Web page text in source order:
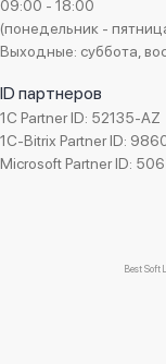
09:00 - 18:00
(понедельник -
Выходные: суббота,
ID партнеров
1C Partner ID: 52135-AZ
1C-Bitrix Partner ID:
Microsoft Partner ID:
Best Soft